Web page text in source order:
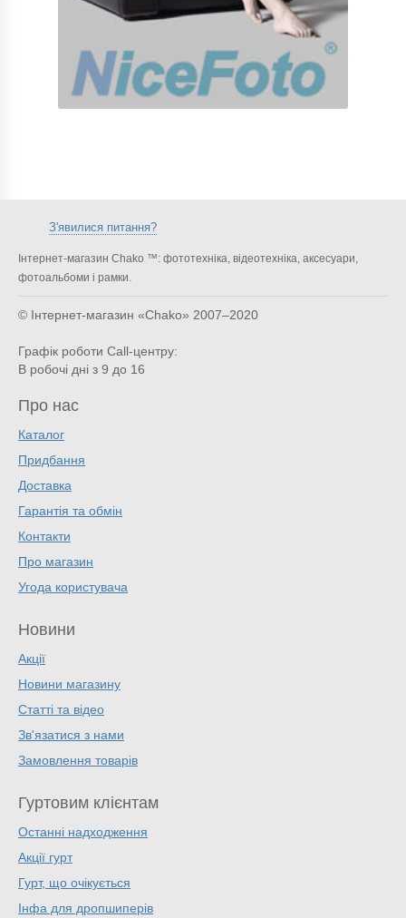
З'явилися питання?
Інтернет-магазин Chako ™: фототехніка, відеотехніка, аксесуари,
фотоальбоми і рамки.
© Інтернет-магазин «Chako» 2007–2020
Графік роботи Call-центру:
В робочі дні з 9 до 16
Про нас
Каталог
Придбання
Доставка
Гарантія та обмін
Контакти
Про магазин
Угода користувача
Новини
Акції
Новини магазину
Статті та відео
Зв'язатися з нами
Замовлення товарів
Гуртовим клієнтам
Останні надходження
Акції гурт
Гурт, що очікується
Інфа для дропшиперів